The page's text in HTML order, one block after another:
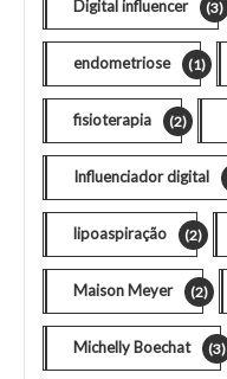
Digital influencer (3)
endometriose (1)
fisioterapia (2)
Influenciador digital
lipoaspiração (2)
Maison Meyer (2)
Michelly Boechat (3)